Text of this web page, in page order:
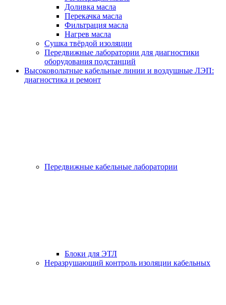
Доливка масла
Перекачка масла
Фильтрация масла
Нагрев масла
Сушка твёрдой изоляции
Передвижные лаборатории для диагностики
оборудования подстанций
Высоковольтные кабельные линии и воздушные ЛЭП:
диагностика и ремонт
Передвижные кабельные лаборатории
Блоки для ЭТЛ
Неразрушающий контроль изоляции кабельных